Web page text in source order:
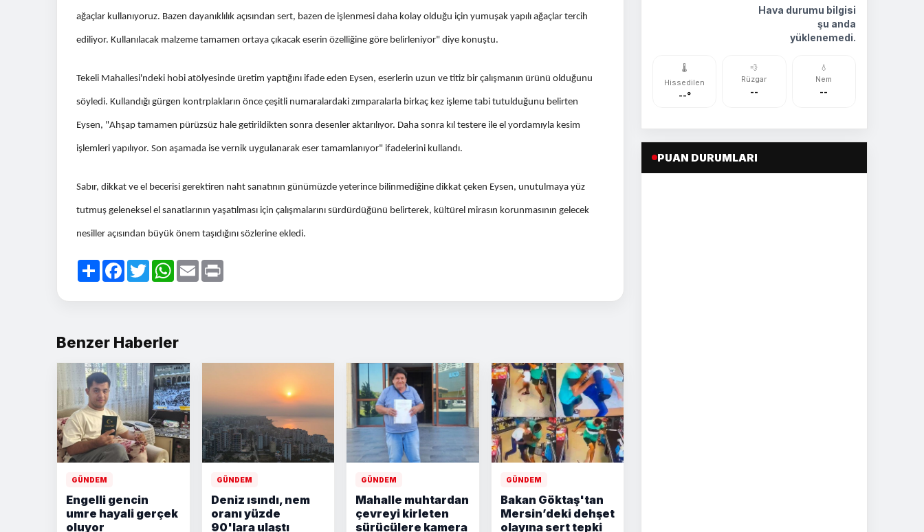
ağaçlar kullanıyoruz. Bazen dayanıklılık açısından sert, bazen de işlenmesi daha kolay olduğu için yumuşak yapılı ağaçlar tercih
ediliyor. Kullanılacak malzeme tamamen ortaya çıkacak eserin özelliğine göre belirleniyor" diye konuştu.
Tekeli Mahallesi'ndeki hobi atölyesinde üretim yaptığını ifade eden Eysen, eserlerin uzun ve titiz bir çalışmanın ürünü olduğunu
söyledi. Kullandığı gürgen kontrplakların önce çeşitli numaralardaki zımparalarla birkaç kez işleme tabi tutulduğunu belirten
Eysen, "Ahşap tamamen pürüzsüz hale getirildikten sonra desenler aktarılıyor. Daha sonra kıl testere ile el yordamıyla kesim
işlemleri yapılıyor. Son aşamada ise vernik uygulanarak eser tamamlanıyor" ifadelerini kullandı.
Sabır, dikkat ve el becerisi gerektiren naht sanatının günümüzde yeterince bilinmediğine dikkat çeken Eysen, unutulmaya yüz
tutmuş geleneksel el sanatlarının yaşatılması için çalışmalarını sürdürdüğünü belirterek, kültürel mirasın korunmasının gelecek
nesiller açısından büyük önem taşıdığını sözlerine ekledi.
PaylaşFacebook
TwitterWhatsApp
Email
Benzer Haberler
GÜNDEM
Engelli gencin
umre hayali gerçek
oluyor
GÜNDEM
Deniz ısındı, nem
oranı yüzde
90'lara ulaştı
GÜNDEM
Mahalle muhtardan
çevreyi kirleten
sürücülere kamera
GÜNDEM
Bakan Göktaş'tan
Mersin’deki dehşet
olayına sert tepki
Hava durumu bilgisi
şu anda
yüklenemedi.
🌡️
Hissedilen
--°
💨
Rüzgar
--
💧
Nem
--
PUAN DURUMLARI